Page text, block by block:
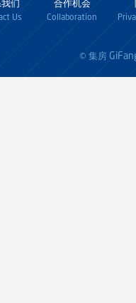
们
Us
合作机会
Collaboration
© 集房